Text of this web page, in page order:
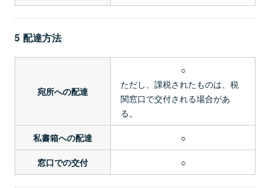
5 配達方法
宛所への配達
○
ただし、課税されたものは、税
関窓口で交付される場合があ
る。
私書箱への配達 ○
窓口での交付 ○